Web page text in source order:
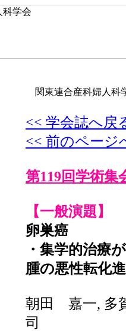
関東連合産科婦人科
<< 学会誌へ戻
<< 前のページ
第119回学術集
【一般演題】
卵巣癌
・集学的治療
腫の悪性転化
朝田 嘉一,
司